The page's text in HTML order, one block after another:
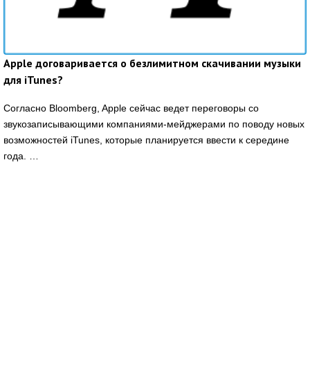
Apple договаривается о безлимитном скачивании музыки
для iTunes?
Согласно Bloomberg, Apple сейчас ведет переговоры со
звукозаписывающими компаниями-мейджерами по поводу новых
возможностей iTunes, которые планируется ввести к середине
года. …